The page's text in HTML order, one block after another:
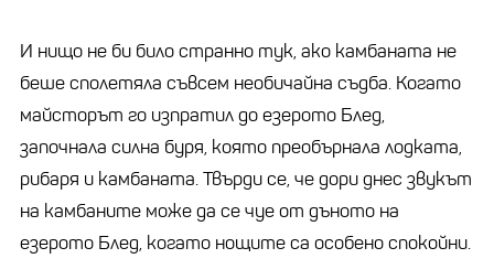
И нищо не би било странно тук, ако камбаната не
беше сполетяла съвсем необичайна съдба. Когато
майсторът го изпратил до езерото Блед,
започнала силна буря, която преобърнала лодката,
рибаря и камбаната. Твърди се, че дори днес звукът
на камбаните може да се чуе от дъното на
езерото Блед, когато нощите са особено спокойни.